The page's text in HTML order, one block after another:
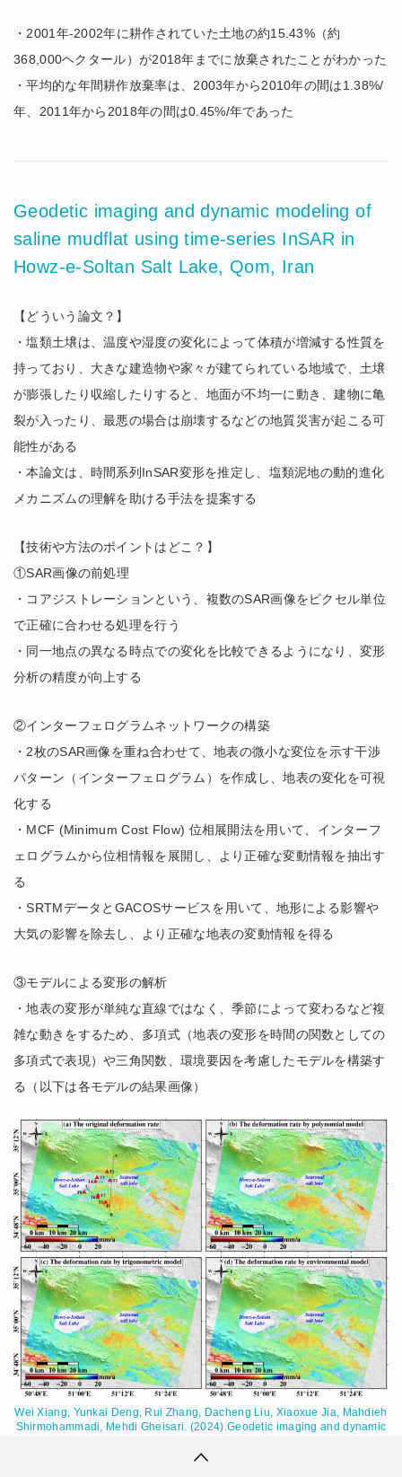
・2001年-2002年に耕作されていた土地の約15.43%（約
368,000ヘクタール）が2018年までに放棄されたことがわかった
・平均的な年間耕作放棄率は、2003年から2010年の間は1.38%/
年、2011年から2018年の間は0.45%/年であった
Geodetic imaging and dynamic modeling of
saline mudflat using time-series InSAR in
Howz-e-Soltan Salt Lake, Qom, Iran
【どういう論文？】
・塩類土壌は、温度や湿度の変化によって体積が増減する性質を
持っており、大きな建造物や家々が建てられている地域で、土壌
が膨張したり収縮したりすると、地面が不均一に動き、建物に亀
裂が入ったり、最悪の場合は崩壊するなどの地質災害が起こる可
能性がある
・本論文は、時間系列InSAR変形を推定し、塩類泥地の動的進化
メカニズムの理解を助ける手法を提案する
【技術や方法のポイントはどこ？】
①SAR画像の前処理
・コアジストレーションという、複数のSAR画像をピクセル単位
で正確に合わせる処理を行う
・同一地点の異なる時点での変化を比較できるようになり、変形
分析の精度が向上する
②インターフェログラムネットワークの構築
・2枚のSAR画像を重ね合わせて、地表の微小な変位を示す干渉
パターン（インターフェログラム）を作成し、地表の変化を可視
化する
・MCF (Minimum Cost Flow) 位相展開法を用いて、インターフ
ェログラムから位相情報を展開し、より正確な変動情報を抽出す
る
・SRTMデータとGACOSサービスを用いて、地形による影響や
大気の影響を除去し、より正確な地表の変動情報を得る
③モデルによる変形の解析
・地表の変形が単純な直線ではなく、季節によって変わるなど複
雑な動きをするため、多項式（地表の変形を時間の関数としての
多項式で表現）や三角関数、環境要因を考慮したモデルを構築す
る（以下は各モデルの結果画像）
Wei Xiang, Yunkai Deng, Rui Zhang, Dacheng Liu, Xiaoxue Jia, Mahdieh
Shirmohammadi, Mehdi Gheisari. (2024).Geodetic imaging and dynamic
Salt Lake, Qom, Iran